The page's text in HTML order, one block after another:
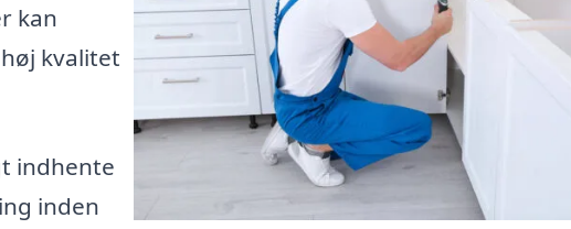
kan
kvalitet
indhente
inden